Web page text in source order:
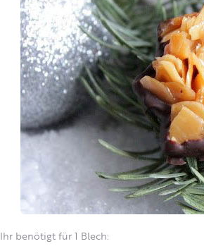
Ihr benötigt für 1 Blech: